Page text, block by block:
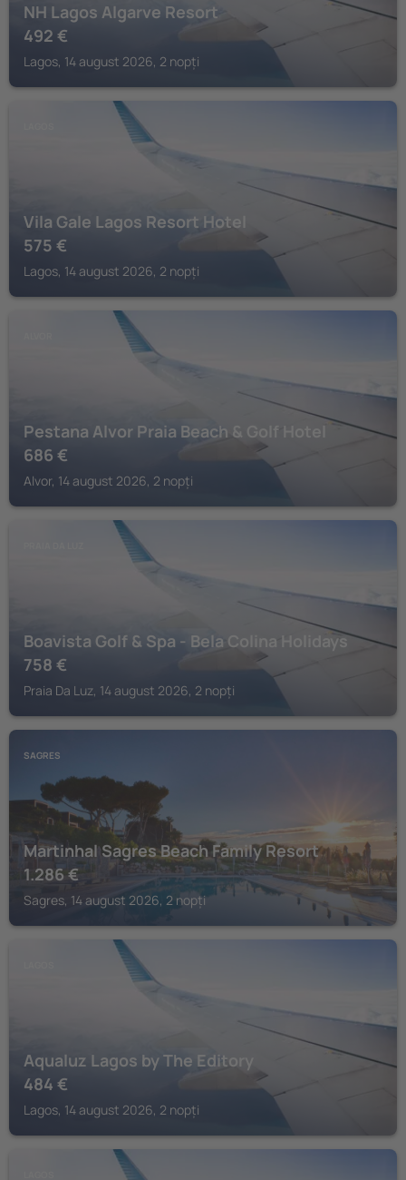
NH Lagos Algarve Resort
492 €
Lagos, 14 august 2026, 2 nopți
Vila Gale Lagos Resort Hotel
575 €
Lagos, 14 august 2026, 2 nopți
Pestana Alvor Praia Beach & Golf Hotel
686 €
Alvor, 14 august 2026, 2 nopți
Boavista Golf & Spa - Bela Colina Holidays
758 €
Praia Da Luz, 14 august 2026, 2 nopți
SAGRES
Martinhal Sagres Beach Family Resort
1.286€
Sagres, 14 august 2026, 2 nopți
Aqualuz Lagos by The Editory
484 €
Lagos, 14 august 2026, 2 nopți